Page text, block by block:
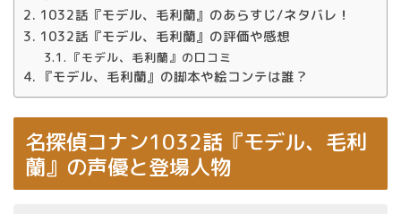
1032話『モデル、毛利蘭』のあらすじ/ネタバレ！
1032話『モデル、毛利蘭』の評価や感想
『モデル、毛利蘭』の口コミ
『モデル、毛利蘭』の脚本や絵コンテは誰？
名探偵コナン1032話『モデル、毛利
蘭』の声優と登場人物